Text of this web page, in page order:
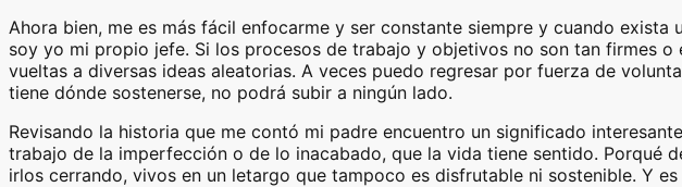
Ahora bien, me es más fácil enfocarme y ser constante siempre y cuando
soy yo mi propio jefe. Si los procesos de trabajo y objetivos no son tan firmes
vueltas a diversas ideas aleatorias. A veces puedo regresar por fuerza de
tiene dónde sostenerse, no podrá subir a ningún lado.
Revisando la historia que me contó mi padre encuentro un significado
trabajo de la imperfección o de lo inacabado, que la vida tiene sentido. Porqué
irlos cerrando, vivos en un letargo que tampoco es disfrutable ni sostenible. Y